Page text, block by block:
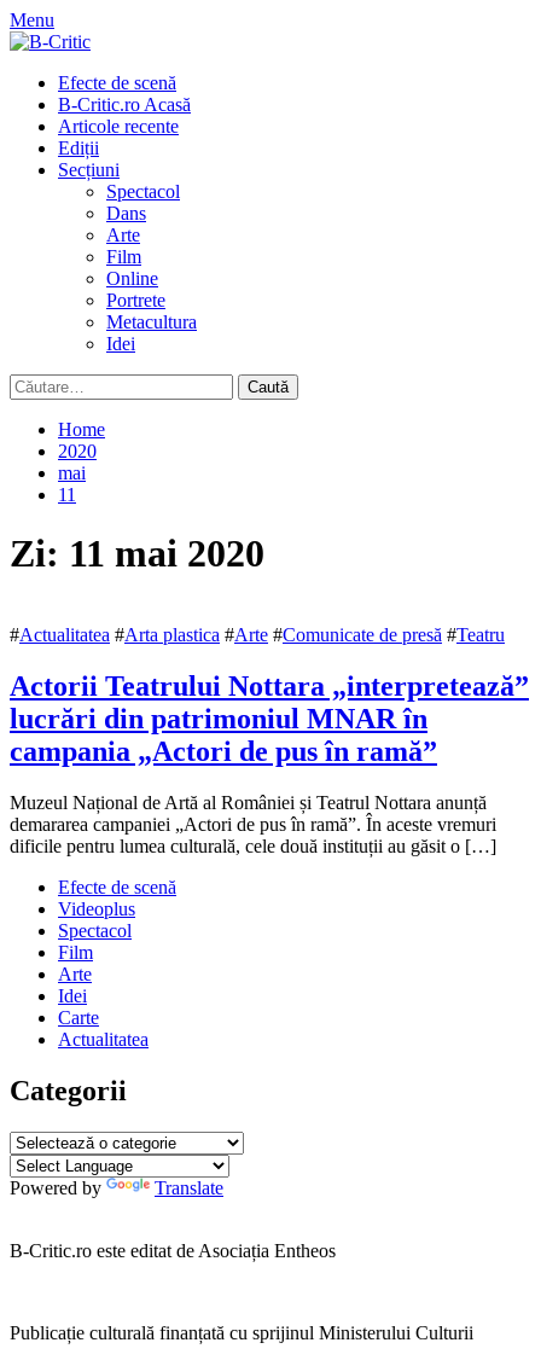
Skip
to
Menu
Primary
Menu
Efecte de scenă
B-Critic.ro Acasă
Articole recente
Ediții
Secțiuni
Spectacol
Dans
Arte
Film
Online
Portrete
Metacultura
Idei
Caută
după:
Home
2020
mai
11
Zi: 11 mai 2020
#Actualitatea #Arta plastica #Arte #Comunicate de presă #Teatru
Actorii Teatrului Nottara „interpretează”
lucrări din patrimoniul MNAR în
campania „Actori de pus în ramă”
11
mai
202010
2020
Muzeul Național de Artă al României și Teatrul Nottara anunță
demararea campaniei „Actori de pus în ramă”. În aceste vremuri
dificile pentru lumea culturală, cele două instituții au găsit o […]
Efecte de scenă
Videoplus
Spectacol
Film
Arte
Idei
Carte
Actualitatea
Categorii
Categorii
Powered by Translate
B-Critic.ro este editat de Asociația Entheos
Publicație culturală finanțată cu sprijinul Ministerului Culturii